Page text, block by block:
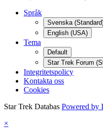
Språk
Svenska
English (USA)
Tema
Default
Star Trek Forum
Integritetspolicy
Kontakta oss
Cookies
Star Trek Databas Powered by
×